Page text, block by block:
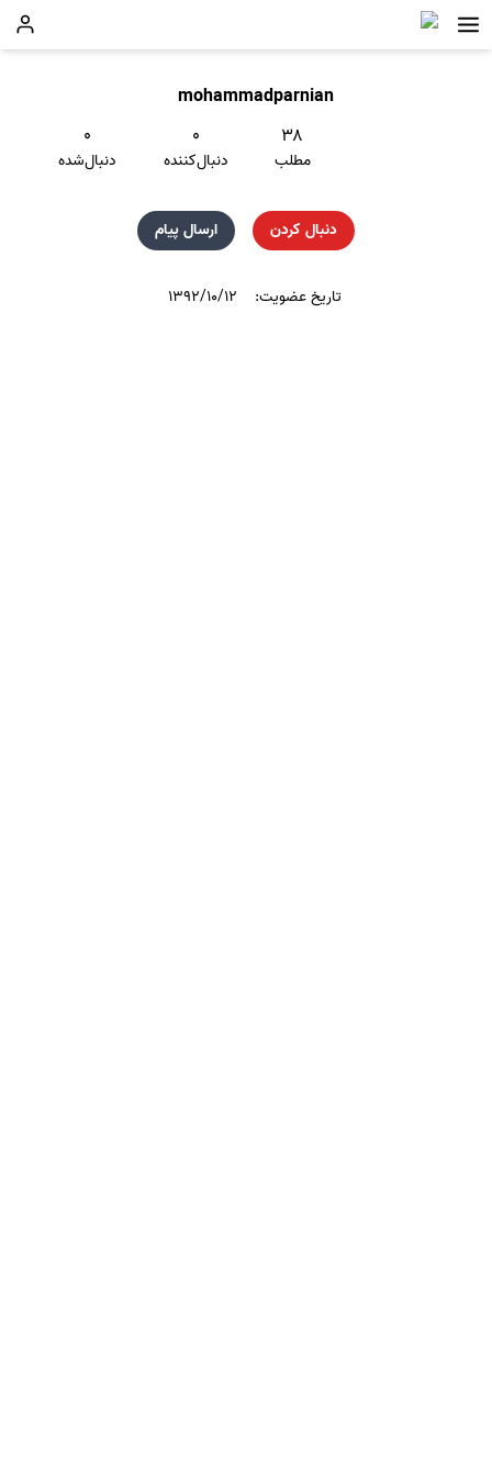
mohammadparnian
۳۸
مطلب
۰
دنبال‌کننده
۰
دنبال‌شده
دنبال کردن ارسال پیام
تاریخ عضویت: ۱۳۹۲/۱۰/۱۲